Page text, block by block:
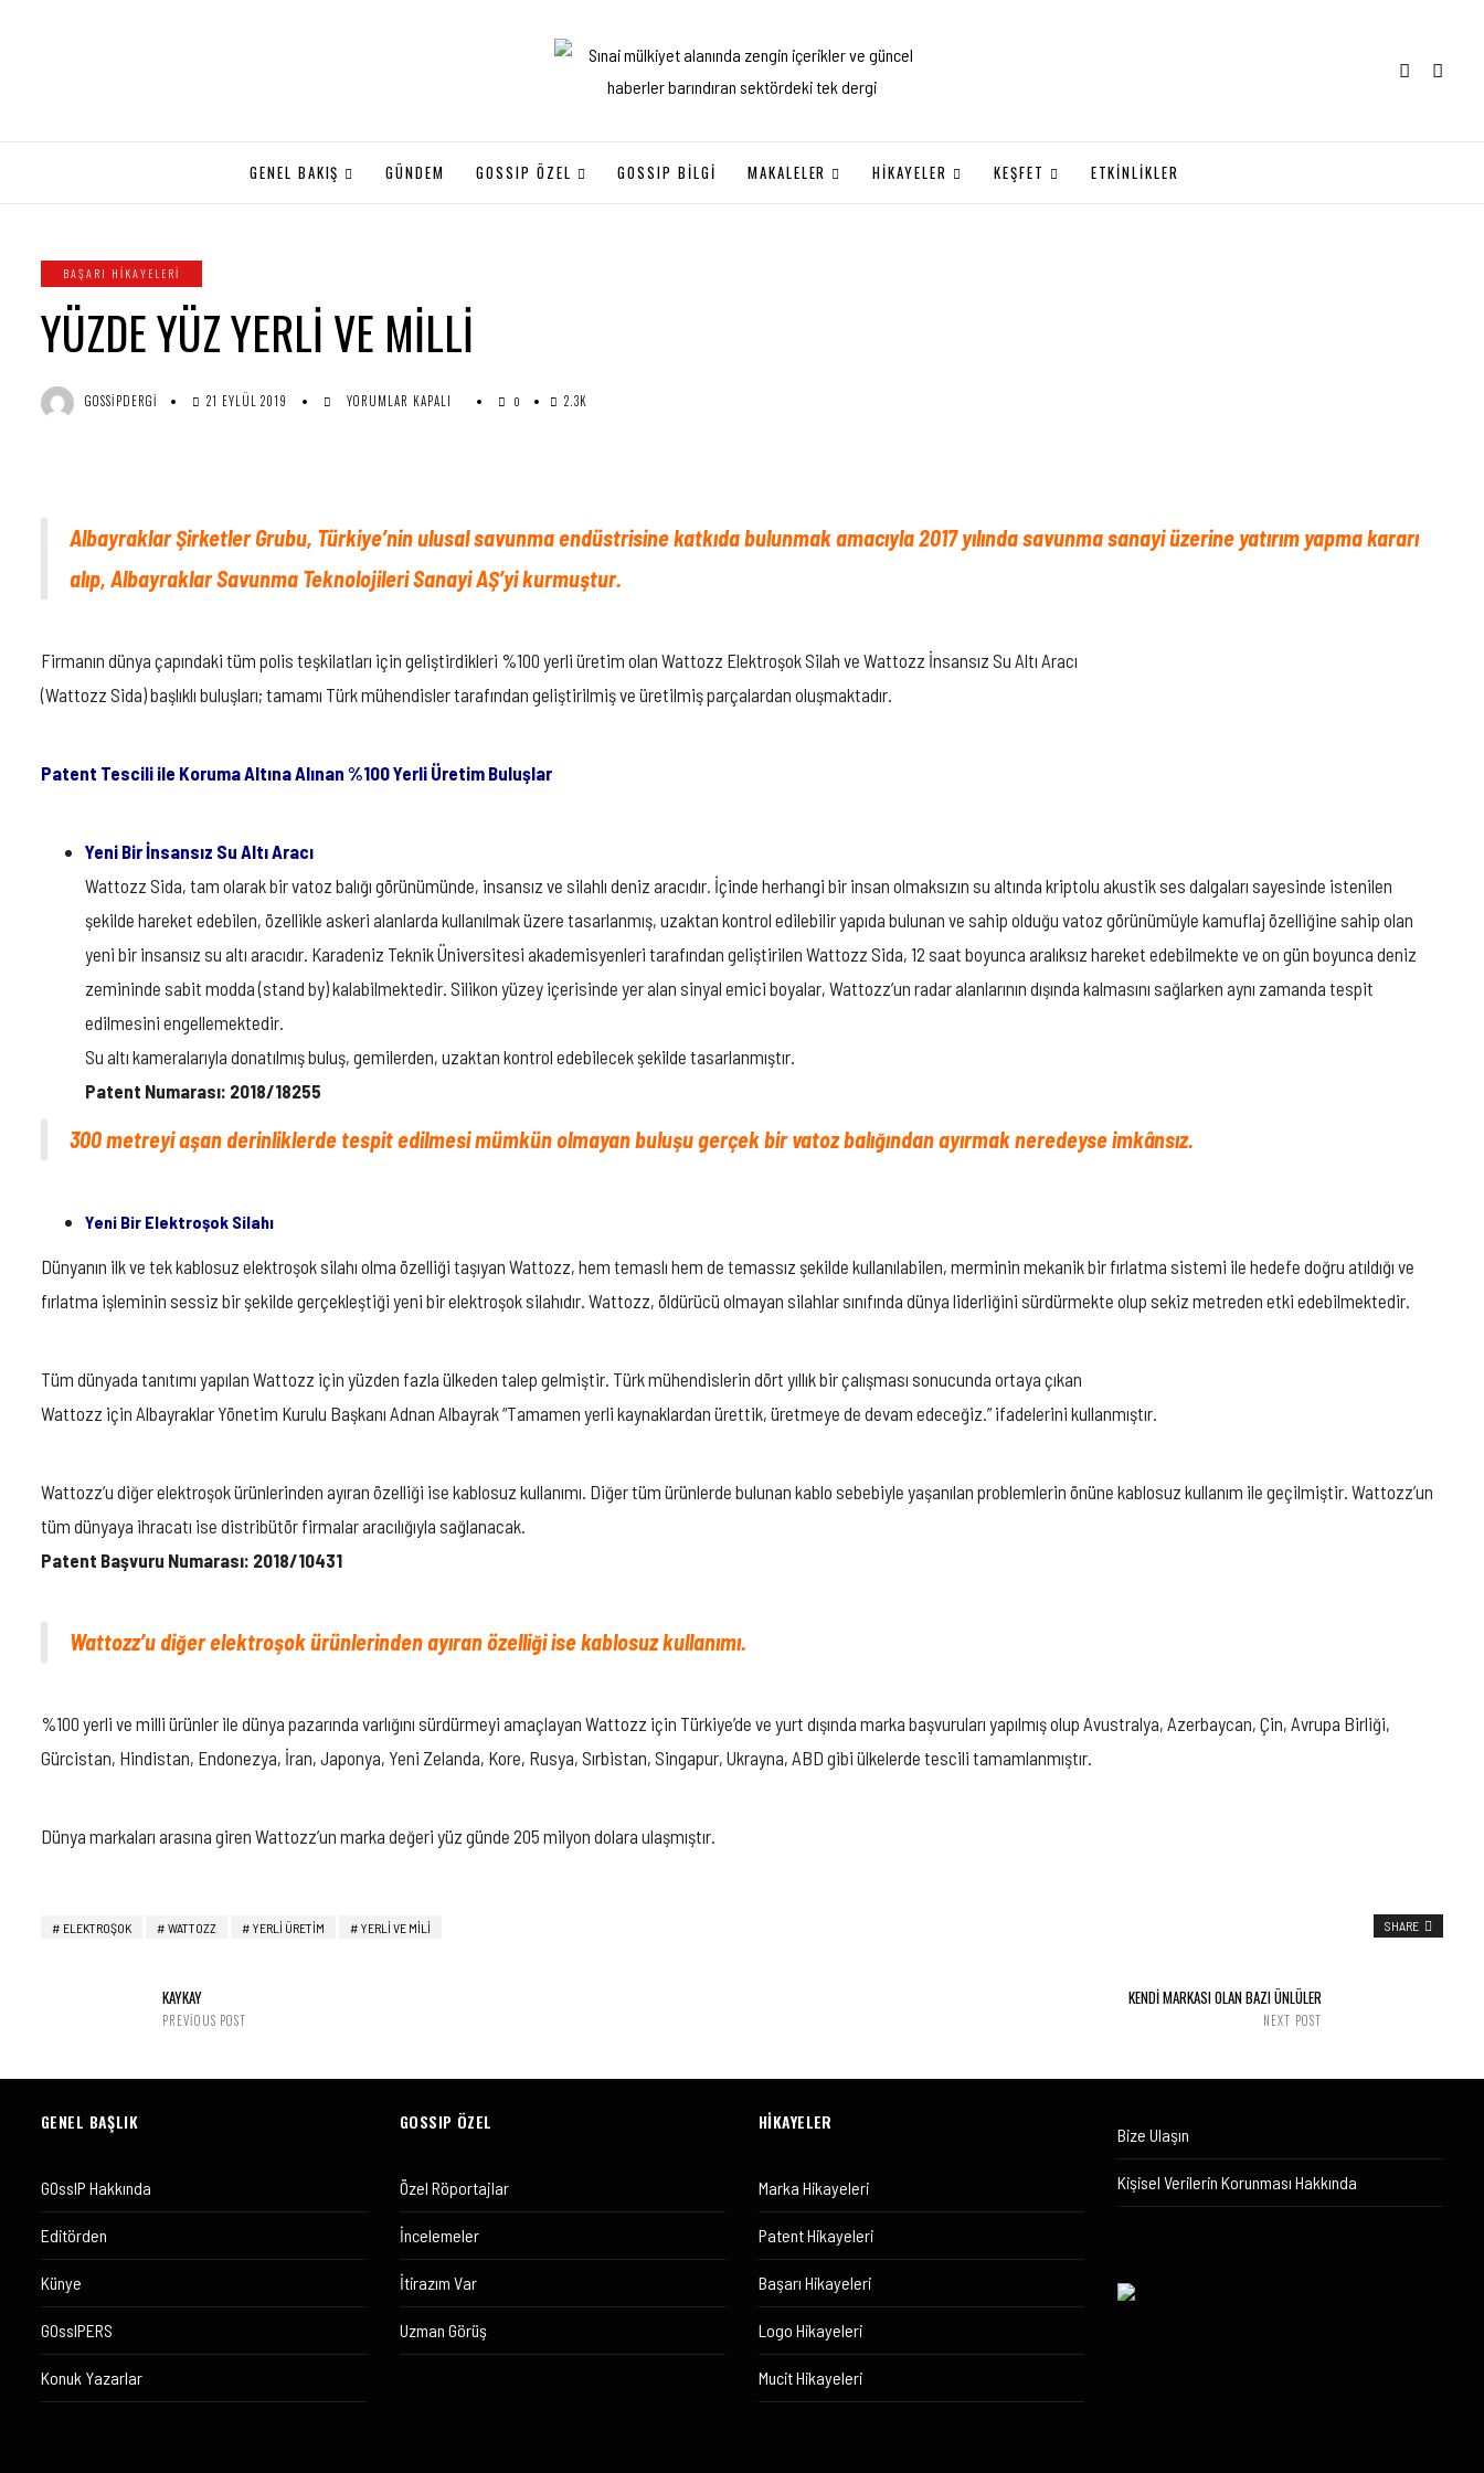
GENEL BAKIŞ GÜNDEM GOSSIP ÖZEL GOSSIP BILGI MAKALELER HİKAYELER KEŞFET ETKİNLİKLER
BAŞARI HIKAYELERI
YÜZDE YÜZ YERLİ VE MİLLİ
GOSSIPDERGI 21 EYLÜL 2019
YÜZDE
YORUMLAR KAPALI 0 2.3K
Albayraklar Şirketler Grubu, Türkiye’nin ulusal savunma endüstrisine katkıda bulunmak amacıyla 2017 yılında savunma sanayi üzerine yatırım yapma kararı
alıp, Albayraklar Savunma Teknolojileri Sanayi AŞ’yi kurmuştur.
Firmanın dünya çapındaki tüm polis teşkilatları için geliştirdikleri %100 yerli üretim olan Wattozz Elektroşok Silah ve Wattozz İnsansız Su Altı Aracı
(Wattozz Sida) başlıklı buluşları; tamamı Türk mühendisler tarafından geliştirilmiş ve üretilmiş parçalardan oluşmaktadır.
Patent Tescili ile Koruma Altına Alınan %100 Yerli Üretim Buluşlar
Yeni Bir İnsansız Su Altı Aracı
Wattozz Sida, tam olarak bir vatoz balığı görünümünde, insansız ve silahlı deniz aracıdır. İçinde herhangi bir insan olmaksızın su altında kriptolu akustik ses dalgaları sayesinde istenilen
şekilde hareket edebilen, özellikle askeri alanlarda kullanılmak üzere tasarlanmış, uzaktan kontrol edilebilir yapıda bulunan ve sahip olduğu vatoz görünümüyle kamuflaj özelliğine sahip olan
yeni bir insansız su altı aracıdır. Karadeniz Teknik Üniversitesi akademisyenleri tarafından geliştirilen Wattozz Sida, 12 saat boyunca aralıksız hareket edebilmekte ve on gün boyunca deniz
zemininde sabit modda (stand by) kalabilmektedir. Silikon yüzey içerisinde yer alan sinyal emici boyalar, Wattozz’un radar alanlarının dışında kalmasını sağlarken aynı zamanda tespit
edilmesini engellemektedir.
Su altı kameralarıyla donatılmış buluş, gemilerden, uzaktan kontrol edebilecek şekilde tasarlanmıştır.
Patent Numarası: 2018/18255
300 metreyi aşan derinliklerde tespit edilmesi mümkün olmayan buluşu gerçek bir vatoz balığından ayırmak neredeyse imkânsız.
Yeni Bir Elektroşok Silahı
Dünyanın ilk ve tek kablosuz elektroşok silahı olma özelliği taşıyan Wattozz, hem temaslı hem de temassız şekilde kullanılabilen, merminin mekanik bir fırlatma sistemi ile hedefe doğru atıldığı ve
fırlatma işleminin sessiz bir şekilde gerçekleştiği yeni bir elektroşok silahıdır. Wattozz, öldürücü olmayan silahlar sınıfında dünya liderliğini sürdürmekte olup sekiz metreden etki edebilmektedir.
Tüm dünyada tanıtımı yapılan Wattozz için yüzden fazla ülkeden talep gelmiştir. Türk mühendislerin dört yıllık bir çalışması sonucunda ortaya çıkan
Wattozz için Albayraklar Yönetim Kurulu Başkanı Adnan Albayrak “Tamamen yerli kaynaklardan ürettik, üretmeye de devam edeceğiz.” ifadelerini kullanmıştır.
Wattozz’u diğer elektroşok ürünlerinden ayıran özelliği ise kablosuz kullanımı. Diğer tüm ürünlerde bulunan kablo sebebiyle yaşanılan problemlerin önüne kablosuz kullanım ile geçilmiştir. Wattozz’un
tüm dünyaya ihracatı ise distribütör firmalar aracılığıyla sağlanacak.
Patent Başvuru Numarası: 2018/10431
Wattozz’u diğer elektroşok ürünlerinden ayıran özelliği ise kablosuz kullanımı.
%100 yerli ve milli ürünler ile dünya pazarında varlığını sürdürmeyi amaçlayan Wattozz için Türkiye’de ve yurt dışında marka başvuruları yapılmış olup Avustralya, Azerbaycan, Çin, Avrupa Birliği,
Gürcistan, Hindistan, Endonezya, İran, Japonya, Yeni Zelanda, Kore, Rusya, Sırbistan, Singapur, Ukrayna, ABD gibi ülkelerde tescili tamamlanmıştır.
Dünya markaları arasına giren Wattozz’un marka değeri yüz günde 205 milyon dolara ulaşmıştır.
ELEKTROŞOK WATTOZZ YERLI ÜRETIM YERLI VE MILI SHARE
KAYKAY
PREVIOUS POST
KENDİ MARKASI OLAN BAZI ÜNLÜLER
NEXT POST
GENEL BAŞLIK
GOssIP Hakkında
Editörden
Künye
GOssIPERS
Konuk Yazarlar
GOSSIP ÖZEL
Özel Röportajlar
İncelemeler
İtirazım Var
Uzman Görüş
HİKAYELER
Marka Hikayeleri
Patent Hikayeleri
Başarı Hikayeleri
Logo Hikayeleri
Mucit Hikayeleri
Bize Ulaşın
Kişisel Verilerin Korunması Hakkında